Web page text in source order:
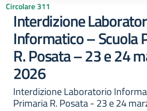
Circolare 311
Interdizione
Informatico – Scuola
R. Posata – 23 e 24
2026
Interdizione Laboratorio
Primaria R. Posata - 23 e 24